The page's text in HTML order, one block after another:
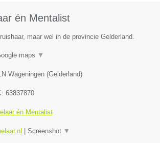
én Mentalist
maar wel in de provincie Gelderland.
maps ▼
Wageningen(Gelderland)
63837870
én Mentalist
Screenshot ▼